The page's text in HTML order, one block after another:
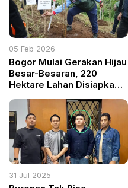
05 Feb 2026
Bogor Mulai Gerakan Hijau
Besar-Besaran, 220
Hektare Lahan Disiapkan
31 Jul 2025